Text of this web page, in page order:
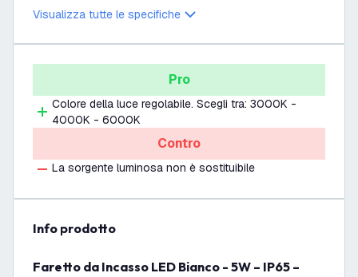
Visualizza tutte le specifiche
Pro
Colore della luce regolabile. Scegli tra: 3000K -
4000K - 6000K
Contro
La sorgente luminosa non è sostituibile
info prodotto
Faretto da Incasso LED Bianco - 5W – IP65 –